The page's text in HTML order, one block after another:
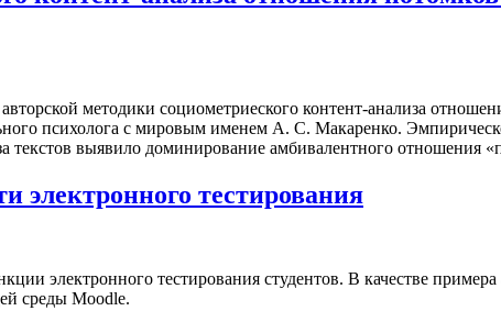
методики социометриеского контент-анализа
психолога с мировым именем А. С. Макаренко.
текстов выявило доминирование амбивалентного отношения
электронного тестирования
электронного тестирования студентов. В качестве
среды Moodle.